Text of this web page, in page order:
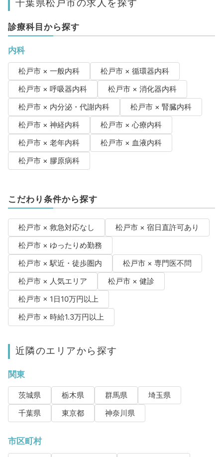
千葉県松戸市の求人を探す
診療科目から探す
内科
松戸市 × 一般内科
松戸市 × 循環器内科
松戸市 × 呼吸器内科
松戸市 × 消化器内科
松戸市 × 内分泌・代謝内科
松戸市 × 腎臓内科
松戸市 × 神経内科
松戸市 × 心療内科
松戸市 × 老年内科
松戸市 × 血液内科
松戸市 × 膠原病科
こだわり条件から探す
松戸市 × 救急対応なし
松戸市 × 宿日直許可あり
松戸市 × ゆったりめ勤務
松戸市 × 駅近・徒歩圏内
松戸市 × 専門医不問
松戸市 × 人気エリア
松戸市 × 健診
松戸市 × 1日10万円以上
松戸市 × 時給1.3万円以上
近隣のエリアから探す
関東
茨城県 栃木県 群馬県
埼玉県
千葉県
東京都 神奈川県
市区町村